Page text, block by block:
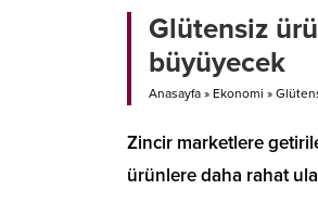
Glütensiz
büyüyecek
Anasayfa » Ekonomi »
Zincir marketlere
ürünlere daha rahat